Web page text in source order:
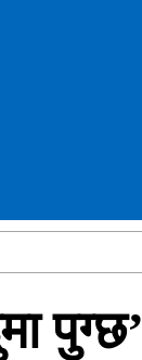
पुग्छ’